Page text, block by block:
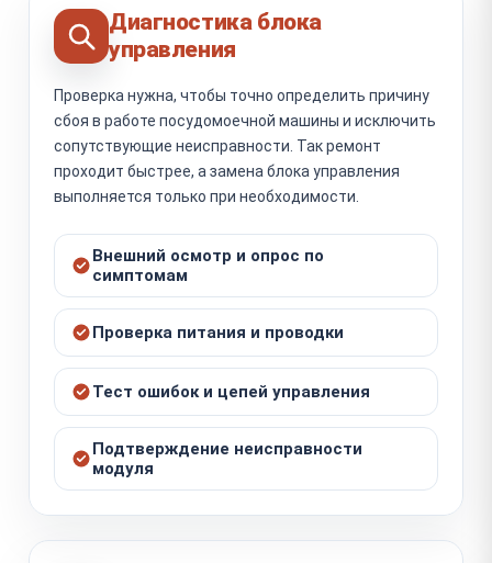
Диагностика блока
управления
Проверка нужна, чтобы точно определить причину
сбоя в работе посудомоечной машины и исключить
сопутствующие неисправности. Так ремонт
проходит быстрее, а замена блока управления
выполняется только при необходимости.
Внешний осмотр и опрос по
симптомам
Проверка питания и проводки
Тест ошибок и цепей управления
Подтверждение неисправности
модуля